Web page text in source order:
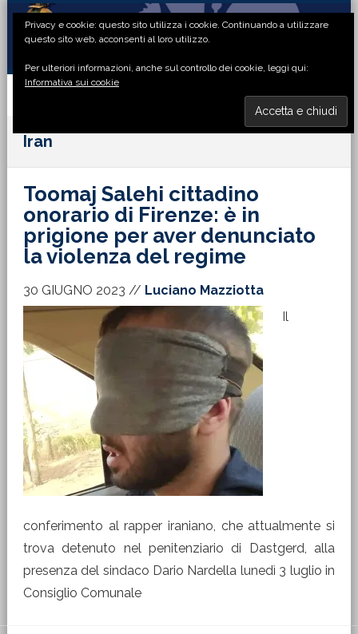
Passa
primaria
Passa
principale
Passa
laterale
Passa
di
Iran
Toomaj Salehi cittadino
onorario di Firenze: è in
prigione per aver denunciato
la violenza del regime
30 GIUGNO 2023 // Luciano Mazziotta
Il
conferimento al rapper iraniano, che attualmente si
trova detenuto nel penitenziario di Dastgerd, alla
presenza del sindaco Dario Nardella lunedì 3 luglio in
Consiglio Comunale
Privacy e cookie: questo sito utilizza i cookie. Continuando a utilizzare
questo sito web, acconsenti al loro utilizzo.
Per ulteriori informazioni, anche sul controllo dei cookie, leggi qui:
Informativa sui cookie